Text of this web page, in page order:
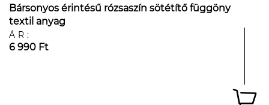
Bársonyos érintésű rózsaszín sötétítő függöny
textil anyag
ÁR:
6 990 Ft